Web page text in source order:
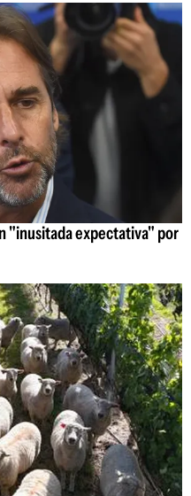
"inusitada expectativa" por